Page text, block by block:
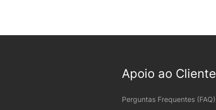
Apoio ao Cliente
Perguntas Frequentes (FAQ)